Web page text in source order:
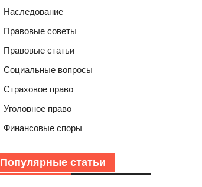
Наследование
Правовые советы
Правовые статьи
Социальные вопросы
Страховое право
Уголовное право
Финансовые споры
Популярные статьи